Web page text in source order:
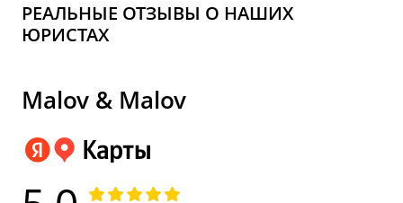
РЕАЛЬНЫЕ ОТЗЫВЫ О НАШИХ
ЮРИСТАХ
Malov & Malov